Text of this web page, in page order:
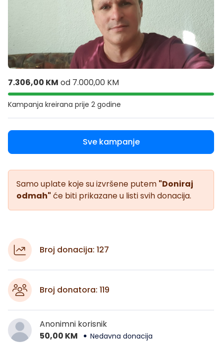
7.306,00 KM od 7.000,00 KM
Kampanja kreirana prije 2 godine
Sve kampanje
Samo uplate koje su izvršene putem "Doniraj
odmah" će biti prikazane u listi svih donacija.
Broj donacija: 127
Broj donatora: 119
Anonimni korisnik
50,00 KM
Nedavna donacija